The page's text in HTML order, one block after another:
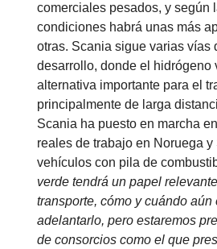
comerciales pesados, y según
condiciones habrá unas más
otras. Scania sigue varias vías
desarrollo, donde el hidrógeno
alternativa importante para el
principalmente de larga
Scania ha puesto en marcha
reales de trabajo en Noruega
vehículos con pila de
verde tendrá un papel
transporte, cómo y cuándo aún
adelantarlo, pero estaremos
de consorcios como el que